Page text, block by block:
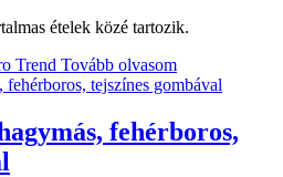
ételek közé tartozik.
Trend Tovább olvasom
fehérboros,